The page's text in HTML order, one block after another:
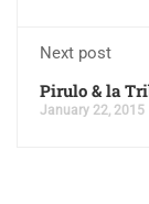
Next post
Pirulo & la
January 22, 2015